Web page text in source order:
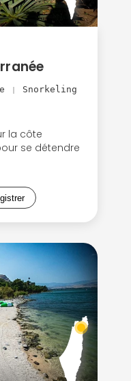
Snorkeling
la côte
se détendre